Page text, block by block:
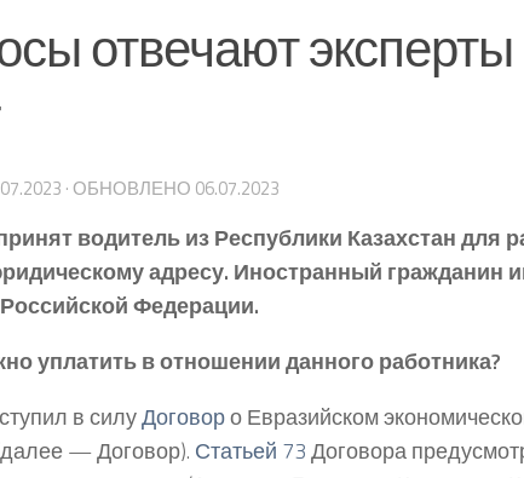
отвечают эксперты
· ОБНОВЛЕНО 06.07.2023
водитель из Республики Казахстан для
адресу. Иностранный гражданин
Федерации.
уплатить в отношении данного работника?
в силуДоговоро Евразийском
— Договор). Статьей 73Договора